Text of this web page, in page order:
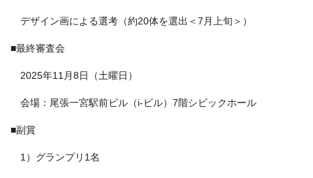
デザイン画による選考（約20体を選出＜7月上旬＞）
■最終審査会
2025年11月8日（土曜日）
会場：尾張一宮駅前ビル（i-ビル）7階シビックホール
■副賞
1）グランプリ1名